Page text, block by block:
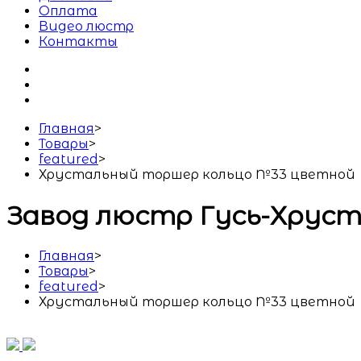
Оплата
Видео люстр
Контакты
Главная>
Товары>
featured >
Хрустальный торшер кольцо №33 цветной
Завод люстр Гусь-
Главная>
Товары>
featured >
Хрустальный торшер кольцо №33 цветной